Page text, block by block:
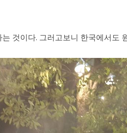
것이다. 그러고보니 한국에서도